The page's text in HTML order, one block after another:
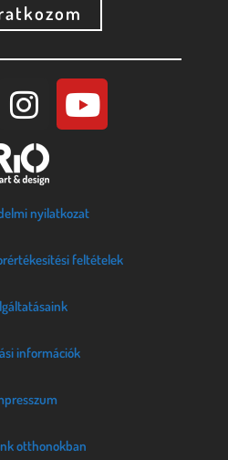
nyilatkozat
feltételek
információk
otthonokban